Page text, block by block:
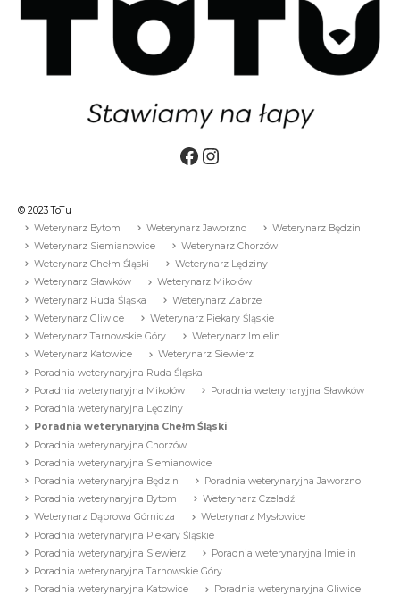
Facebook Instagram
© 2023 ToTu
Weterynarz Bytom
Weterynarz Jaworzno
Weterynarz Będzin
Weterynarz Siemianowice
Weterynarz Chorzów
Weterynarz Chełm Śląski
Weterynarz Lędziny
Weterynarz Sławków
Weterynarz Mikołów
Weterynarz Ruda Śląska
Weterynarz Zabrze
Weterynarz Gliwice
Weterynarz Piekary Śląskie
Weterynarz Tarnowskie Góry
Weterynarz Imielin
Weterynarz Katowice
Weterynarz Siewierz
Poradnia weterynaryjna Ruda Śląska
Poradnia weterynaryjna Mikołów
Poradnia weterynaryjna Sławków
Poradnia weterynaryjna Lędziny
Poradnia weterynaryjna Chełm Śląski
Poradnia weterynaryjna Chorzów
Poradnia weterynaryjna Siemianowice
Poradnia weterynaryjna Będzin
Poradnia weterynaryjna Jaworzno
Poradnia weterynaryjna Bytom
Weterynarz Czeladź
Weterynarz Dąbrowa Górnicza
Weterynarz Mysłowice
Poradnia weterynaryjna Piekary Śląskie
Poradnia weterynaryjna Siewierz
Poradnia weterynaryjna Imielin
Poradnia weterynaryjna Tarnowskie Góry
Poradnia weterynaryjna Katowice
Poradnia weterynaryjna Gliwice